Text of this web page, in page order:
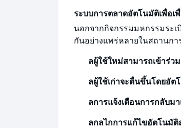
ระบบการตลาดอัตโนมัติเพื่อเ
นอกจากกิจกรรมมหกรรมระเบิ
กันอย่างแพร่หลายในสถานก
ลผู้ใช้ใหม่สามารถเข้าร่ว
ลผู้ใช้เก่าจะตื่นขึ้นโดยอัต
ลการแจ้งเตือนการกลับม
ลกลไกการแก้ไขอัตโนมั